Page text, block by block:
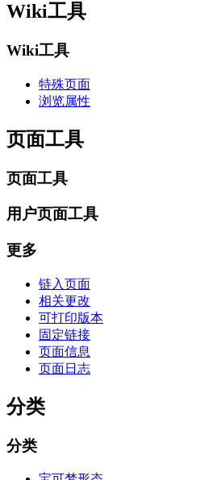
Wiki工具
Wiki工具
特殊页面
浏览属性
页面工具
页面工具
用户页面工具
更多
链入页面
相关更改
可打印版本
固定链接
页面信息
页面日志
分类
分类